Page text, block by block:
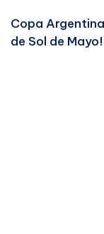
Copa
de Sol de Mayo!